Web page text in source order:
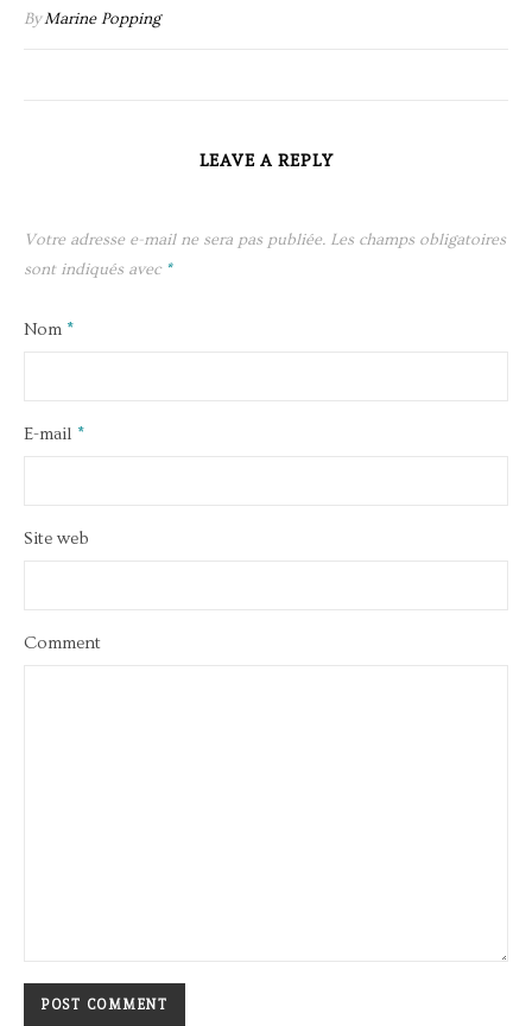
ByMarine Popping
LEAVE A REPLY
Votre adresse e-mail ne sera pas publiée. Les champs obligatoires
sont indiqués avec *
Nom *
E-mail *
Site web
Comment